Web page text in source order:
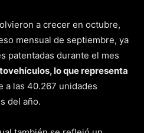
a crecer en octubre,
mensual de septiembre, ya
patentadas durante el mes
lo que representa
a las 40.267 unidades
del año.